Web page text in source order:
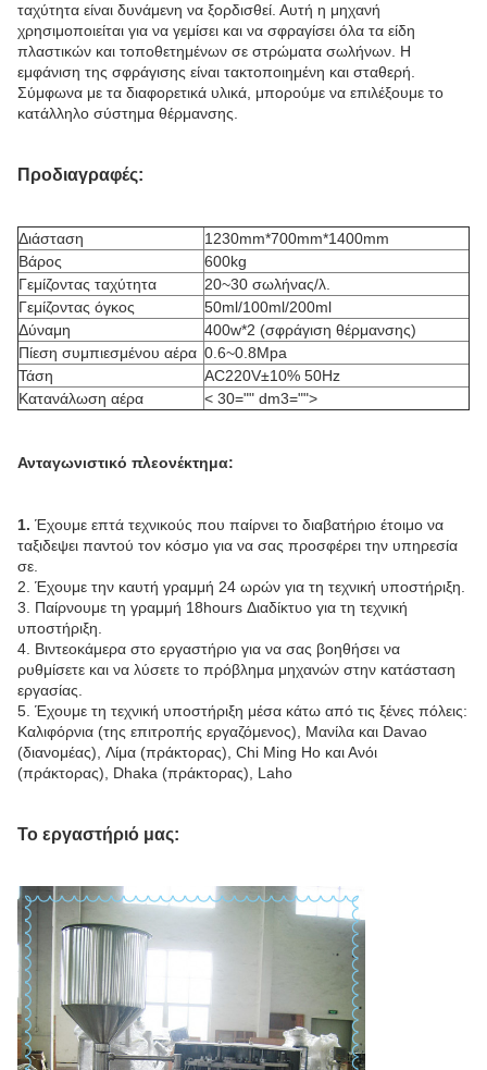
ταχύτητα είναι δυνάμενη να ξορδισθεί. Αυτή η μηχανή
χρησιμοποιείται για να γεμίσει και να σφραγίσει όλα τα είδη
πλαστικών και τοποθετημένων σε στρώματα σωλήνων. Η
εμφάνιση της σφράγισης είναι τακτοποιημένη και σταθερή.
Σύμφωνα με τα διαφορετικά υλικά, μπορούμε να επιλέξουμε το
κατάλληλο σύστημα θέρμανσης.
Προδιαγραφές:
Διάσταση
1230mm*700mm*1400mm
Βάρος
600kg
Γεμίζοντας ταχύτητα
20~30 σωλήνας/λ.
Γεμίζοντας όγκος
50ml/100ml/200ml
Δύναμη
400w*2 (σφράγιση θέρμανσης)
Πίεση συμπιεσμένου αέρα 0.6~0.8Mpa
Τάση
AC220V±10% 50Hz
Κατανάλωση αέρα
< 30="" dm3="">
Ανταγωνιστικό πλεονέκτημα:
1. Έχουμε επτά τεχνικούς που παίρνει το διαβατήριο έτοιμο να
ταξιδεψει παντού τον κόσμο για να σας προσφέρει την υπηρεσία
σε.
2. Έχουμε την καυτή γραμμή 24 ωρών για τη τεχνική υποστήριξη.
3. Παίρνουμε τη γραμμή 18hours Διαδίκτυο για τη τεχνική
υποστήριξη.
4. Βιντεοκάμερα στο εργαστήριο για να σας βοηθήσει να
ρυθμίσετε και να λύσετε το πρόβλημα μηχανών στην κατάσταση
εργασίας.
5. Έχουμε τη τεχνική υποστήριξη μέσα κάτω από τις ξένες πόλεις:
Καλιφόρνια (της επιτροπής εργαζόμενος), Μανίλα και Davao
(διανομέας), Λίμα (πράκτορας), Chi Ming Ho και Ανόι
(πράκτορας), Dhaka (πράκτορας), Laho
Το εργαστήριό μας: